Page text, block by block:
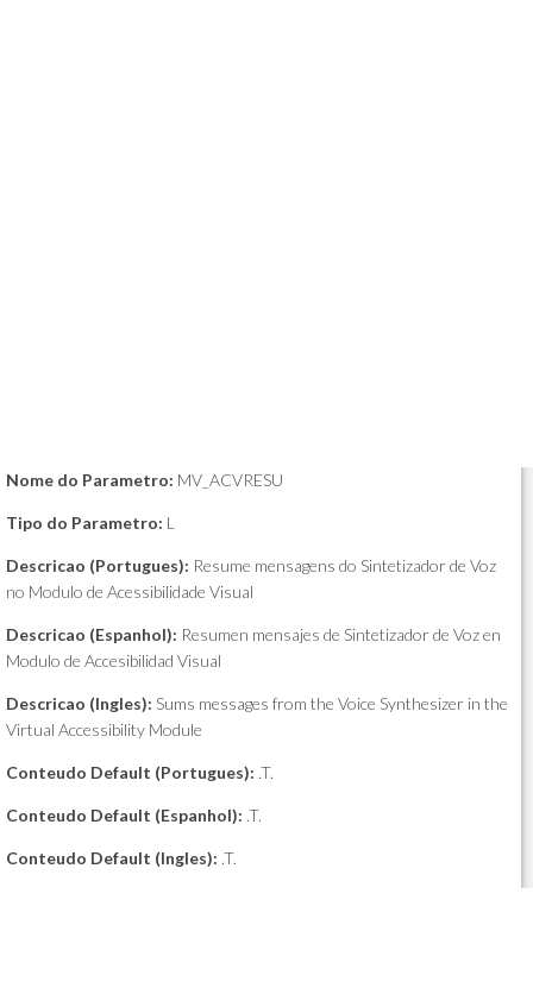
Nome do Parametro: MV_ACVRESU
Tipo do Parametro: L
Descricao (Portugues): Resume mensagens do Sintetizador de Voz
no Modulo de Acessibilidade Visual
Descricao (Espanhol): Resumen mensajes de Sintetizador de Voz en
Modulo de Accesibilidad Visual
Descricao (Ingles): Sums messages from the Voice Synthesizer in the
Virtual Accessibility Module
Conteudo Default (Portugues): .T.
Conteudo Default (Espanhol): .T.
Conteudo Default (Ingles): .T.